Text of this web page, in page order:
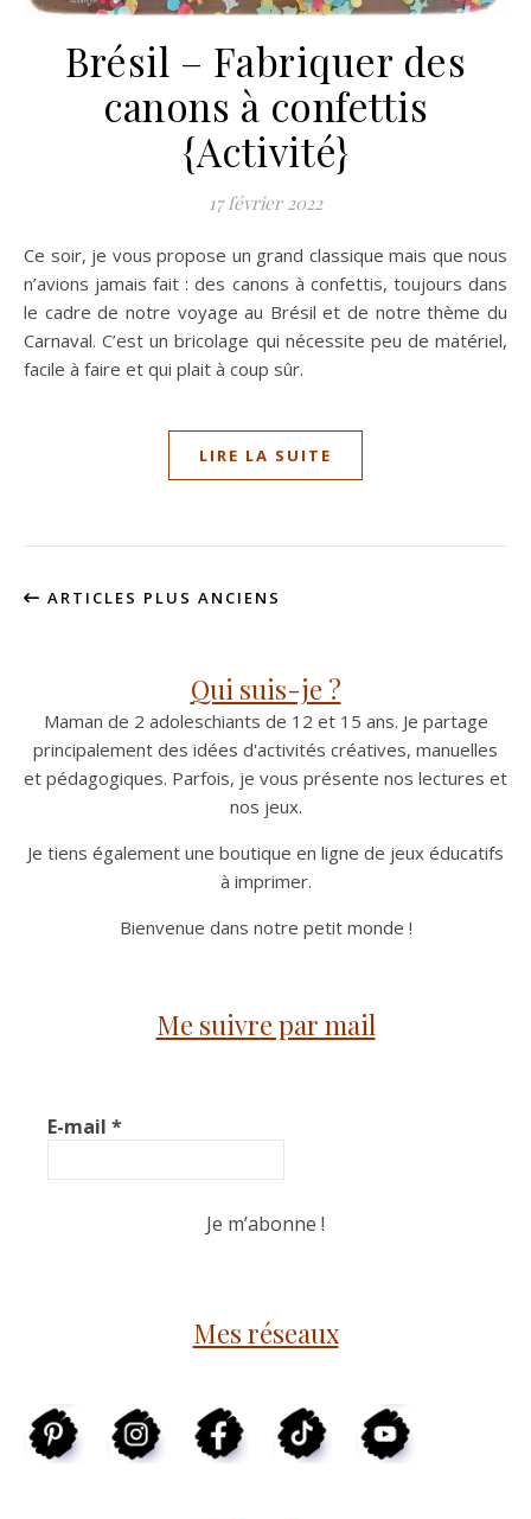
Brésil – Fabriquer des
canons à confettis
{Activité}
17 février 2022
Ce soir, je vous propose un grand classique mais que nous
n’avions jamais fait : des canons à confettis, toujours dans
le cadre de notre voyage au Brésil et de notre thème du
Carnaval. C’est un bricolage qui nécessite peu de matériel,
facile à faire et qui plait à coup sûr.
LIRE LA SUITE
ARTICLES PLUS ANCIENS
Qui suis-je ?
Maman de 2 adoleschiants de 12 et 15 ans. Je partage
principalement des idées d'activités créatives, manuelles
et pédagogiques. Parfois, je vous présente nos lectures et
nos jeux.
Je tiens également une boutique en ligne de jeux éducatifs
à imprimer.
Bienvenue dans notre petit monde !
Me suivre par mail
E-mail *
Mes réseaux